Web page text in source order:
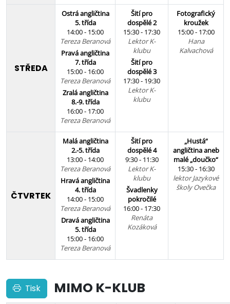
STŘEDA
Ostrá angličtina
5. třída
14:00 - 15:00
Tereza Beranová
Pravá angličtina
7. třída
15:00 - 16:00
Tereza Beranová
Zralá angličtina
8.-9. třída
16:00 - 17:00
Tereza Beranová
Šití pro
dospělé 2
15:30 - 17:30
Lektor K-
klubu
Šití pro
dospělé 3
17:30 - 19:30
Lektor K-
klubu
Fotografický
kroužek
15:00 - 17:00
Hana
Kalvachová
ČTVRTEK
Malá angličtina
2.-5. třída
13:00 - 14:00
Tereza Beranová
Hravá angličtina
4. třída
14:00 - 15:00
Tereza Beranová
Dravá angličtina
5. třída
15:00 - 16:00
Tereza Beranová
Šití pro
dospělé 4
9:30 - 11:30
Lektor K-
klubu
Švadlenky
pokročilé
16:00 - 17:30
Renáta
Kozáková
„Hustá“
angličtina aneb
malé „doučko“
15:30 - 16:30
lektor Jazykové
školy Ovečka
Tisk MIMO K-KLUB